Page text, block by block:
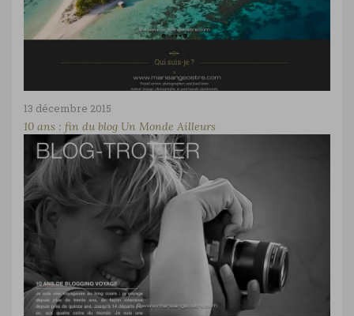
13 décembre 2015
10 ans : fin du blog Un Monde Ailleurs